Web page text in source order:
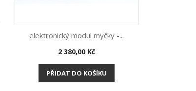
Rychlý náhled
elektronický modul myčky -...
Cena
2 380,00 Kč
PŘIDAT DO KOŠÍKU